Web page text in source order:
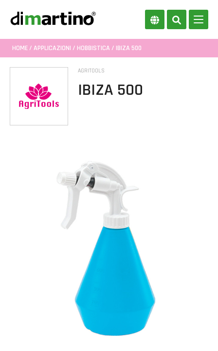
HOME/ APPLICAZIONI / HOBBISTICA / IBIZA 500
AGRITOOLS
IBIZA 500